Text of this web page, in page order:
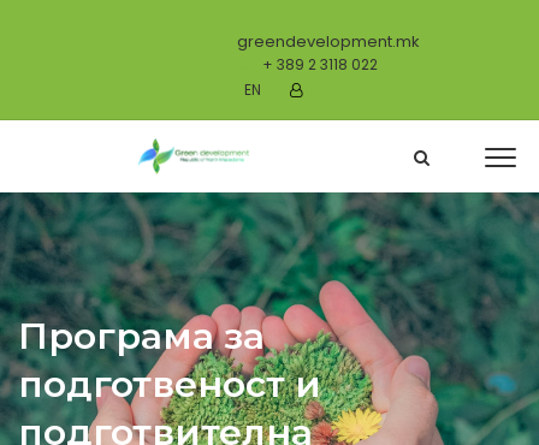
greendevelopment.mk
+ 389 2 3118 022
EN
Програма за
подготвеност и
подготвителна